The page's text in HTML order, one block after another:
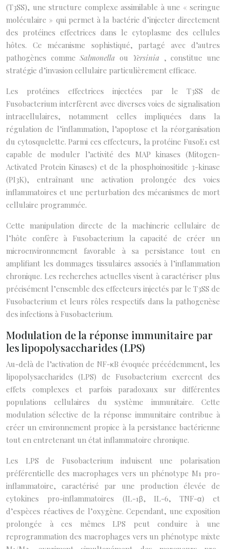
(T3SS), une structure complexe assimilable à une « seringue
moléculaire » qui permet à la bactérie d’injecter directement
des protéines effectrices dans le cytoplasme des cellules
hôtes. Ce mécanisme sophistiqué, partagé avec d’autres
pathogènes commeSalmonellaou Yersinia , constitue une
stratégie d’invasion cellulaire particulièrement efficace.
Les protéines effectrices injectées par le T3SS de
Fusobacterium interfèrent avec diverses voies de signalisation
intracellulaires, notamment celles impliquées dans la
régulation de l’inflammation, l’apoptose et la réorganisation
du cytosquelette. Parmi ces effecteurs, la protéine FusoE1 est
capable de moduler l’activité des MAP kinases (Mitogen-
Activated Protein Kinases) et de la phosphoinositide 3-kinase
(PI3K), entraînant une activation prolongée des voies
inflammatoires et une perturbation des mécanismes de mort
cellulaire programmée.
Cette manipulation directe de la machinerie cellulaire de
l’hôte confère à Fusobacterium la capacité de créer un
microenvironnement favorable à sa persistance tout en
amplifiant les dommages tissulaires associés à l’inflammation
chronique. Les recherches actuelles visent à caractériser plus
précisément l’ensemble des effecteurs injectés par le T3SS de
Fusobacterium et leurs rôles respectifs dans la pathogenèse
des infections à Fusobacterium.
Modulation de la réponse immunitaire par
les lipopolysaccharides (LPS)
Au-delà de l’activation de NF-κB évoquée précédemment, les
lipopolysaccharides (LPS) de Fusobacterium exercent des
effets complexes et parfois paradoxaux sur différentes
populations cellulaires du système immunitaire. Cette
modulation sélective de la réponse immunitaire contribue à
créer un environnement propice à la persistance bactérienne
tout en entretenant un état inflammatoire chronique.
Les LPS de Fusobacterium induisent une polarisation
préférentielle des macrophages vers un phénotype M1 pro-
inflammatoire, caractérisé par une production élevée de
cytokines pro-inflammatoires (IL-1β, IL-6, TNF-α) et
d’espèces réactives de l’oxygène. Cependant, une exposition
prolongée à ces mêmes LPS peut conduire à une
reprogrammation des macrophages vers un phénotype mixte